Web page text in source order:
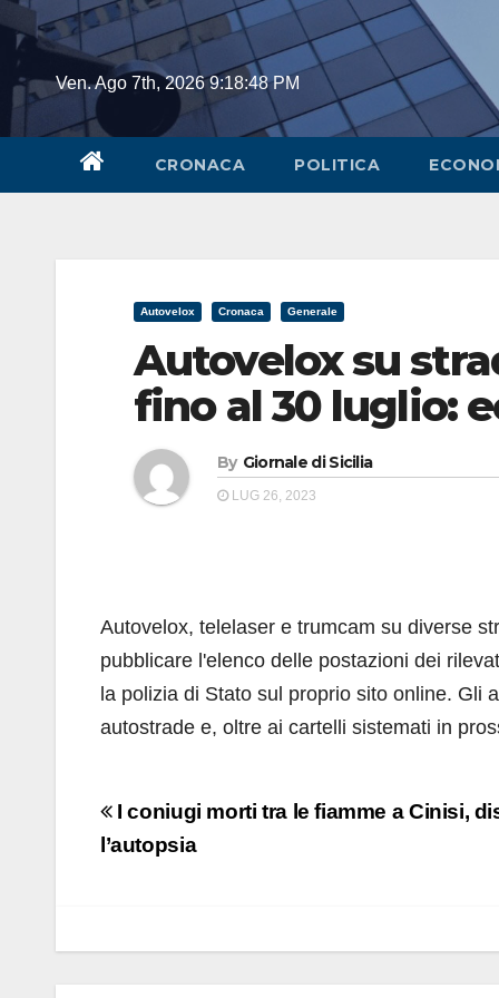
Skip
contentVen. Ago 7th, 20269:18:49 PM
CRONACA POLITICA
Autovelox Cronaca Generale
Autovelox su
fino al 30 luglio:
By Giornale di Sicilia
LUG 26, 2023
Autovelox, telelaser e trumcam su diverse
pubblicare l'elenco delle postazioni dei
la polizia di Stato sul proprio sito online. Gli
autostrade e, oltre ai cartelli sistemati in
Navigazione
articoli
I coniugi morti tra le fiamme a Cinisi,
l’autopsia